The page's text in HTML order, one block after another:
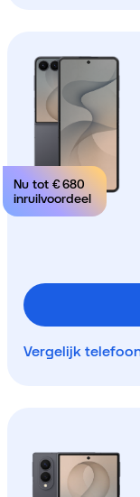
Nu tot € 680
inruilvoordeel
Vergelijk